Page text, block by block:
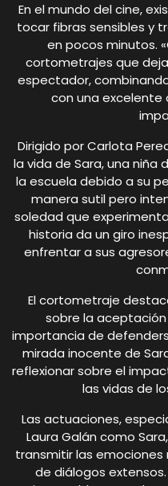
En el mundo del cine,
tocar fibras sensibles y
en pocos minutos.
cortometrajes que
espectador,
con una excelente
Dirigido por Carlota
la vida de Sara, una niña
la escuela debido a su
manera sutil pero
soledad que
historia da un giro
enfrentar a sus
El cortometraje
sobre la
importancia de
mirada inocente de
reflexionar sobre el
las vidas de
Las actuaciones,
Laura Galán como
transmitir las
de diálogos